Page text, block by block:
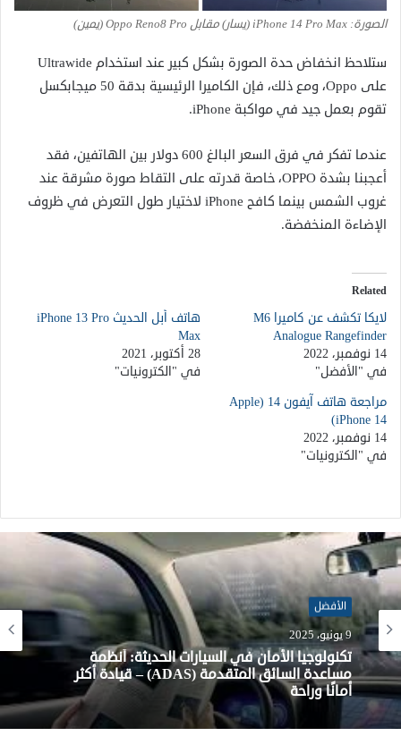
الصورة: iPhone 14 Pro Max (يسار) مقابل Oppo Reno8 Pro (يمين)
ستلاحظ انخفاض حدة الصورة بشكل كبير عند استخدام Ultrawide
على Oppo، ومع ذلك، فإن الكاميرا الرئيسية بدقة 50 ميجابكسل
تقوم بعمل جيد في مواكبة iPhone.
عندما تفكر في فرق السعر البالغ 600 دولار بين الهاتفين، فقد
أعجبنا بشدة OPPO، خاصة قدرته على التقاط صورة مشرقة عند
غروب الشمس بينما كافح iPhone لاختيار طول التعرض في ظروف
الإضاءة المنخفضة.
Related
لايكا تكشف عن كاميرا M6
Analogue Rangefinder
14 نوفمبر، 2022
في "الأفضل"
هاتف أبل الحديث iPhone 13 Pro
Max
28 أكتوبر، 2021
في "الكترونيات"
مراجعة هاتف آيفون 14 (Apple
iPhone 14)
14 نوفمبر، 2022
في "الكترونيات"
الأفضل
9 يونيو، 2025
الأفضل
28 مايو، 2025
أفضل الشواحن المنزلية للسيارات الكهربائية لعام
2024: مراجعة لأسرع وأذكى الحلول